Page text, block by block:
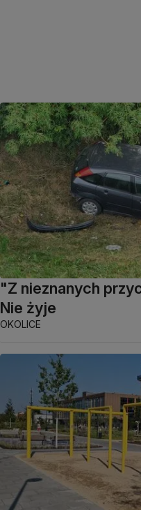
"Z nieznanych
Nie żyje
OKOLICE